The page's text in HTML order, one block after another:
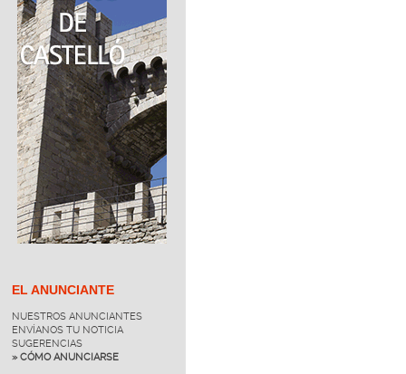
EL ANUNCIANTE
NUESTROS ANUNCIANTES
ENVÍANOS TU NOTICIA
SUGERENCIAS
» CÓMO ANUNCIARSE